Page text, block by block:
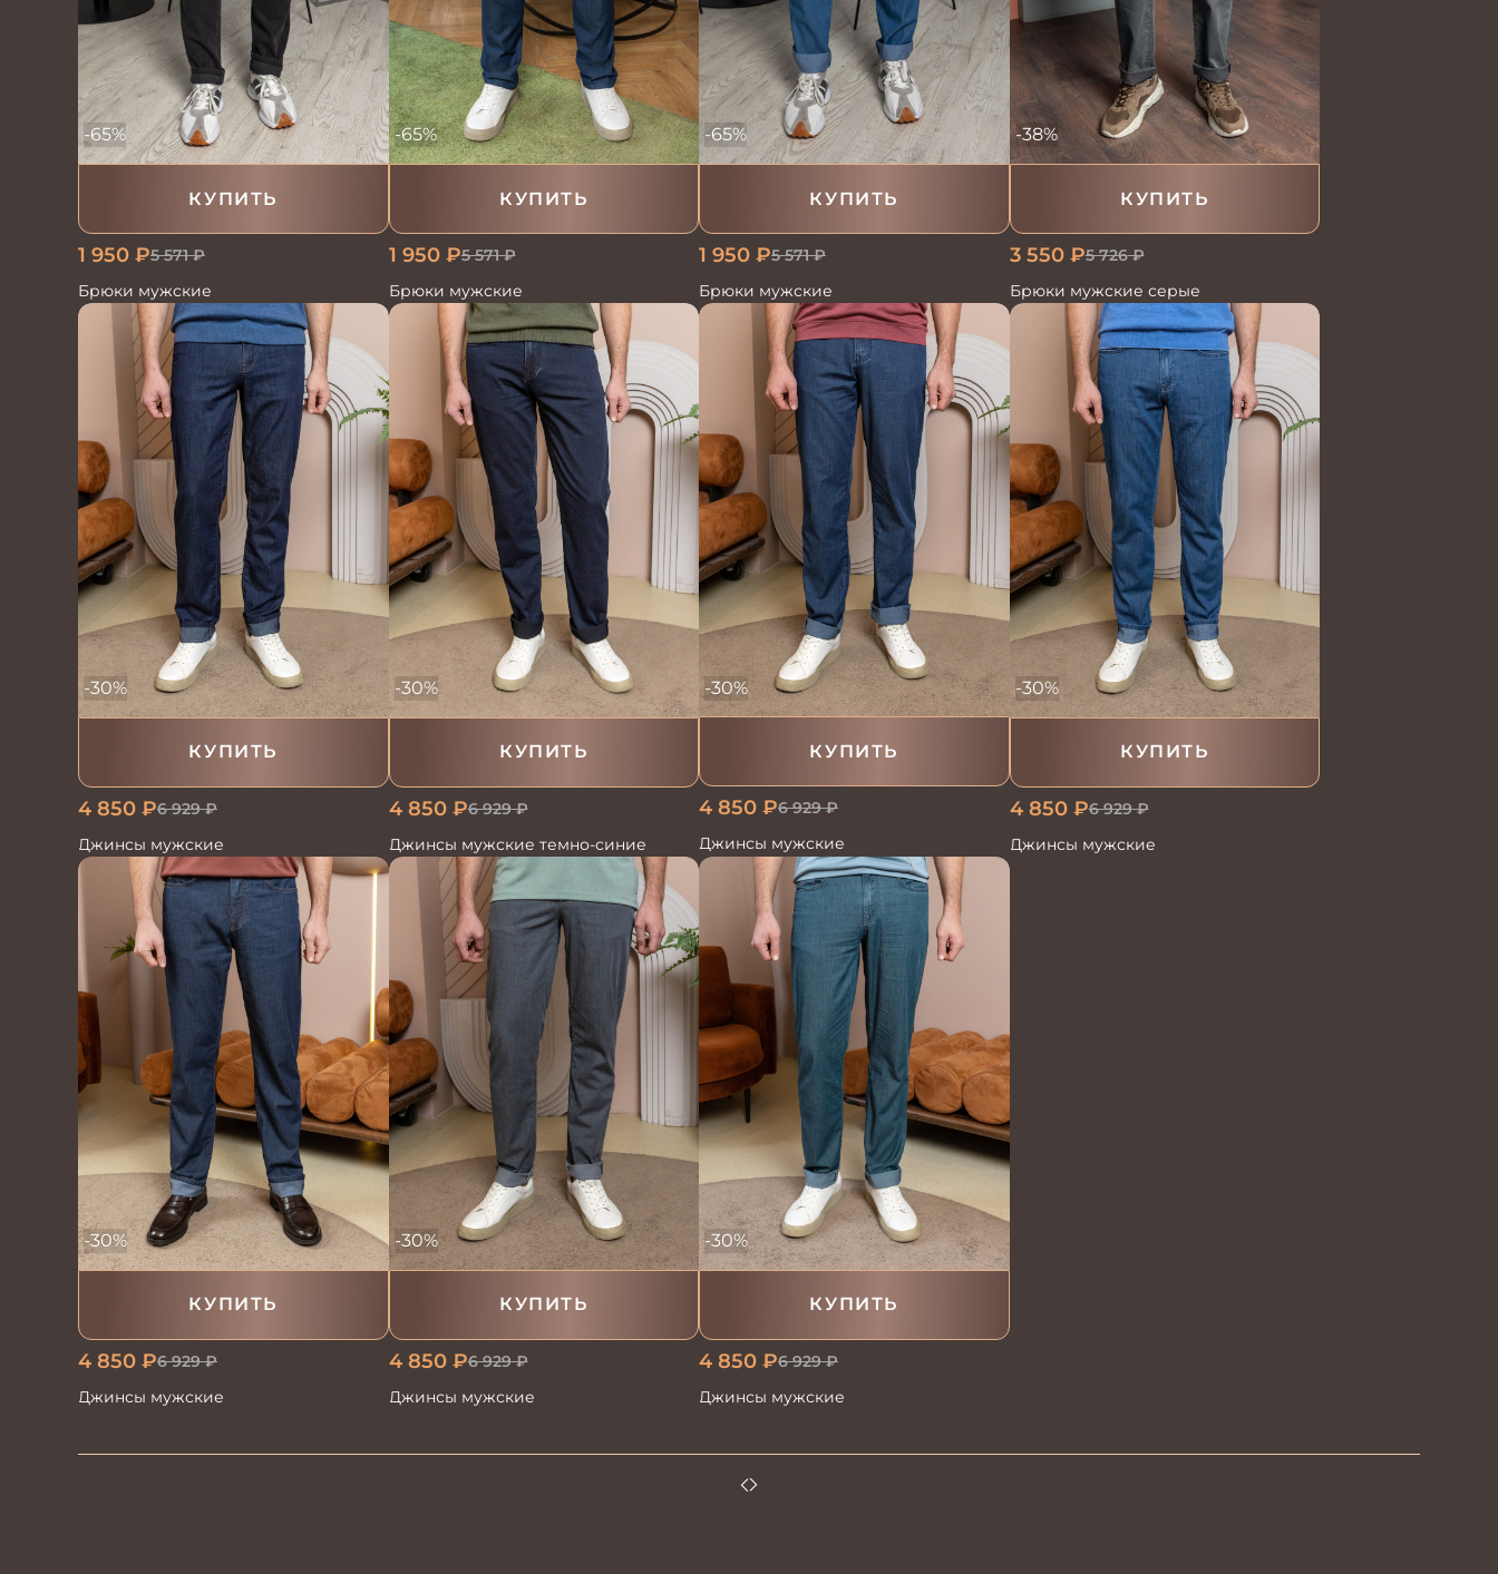
КУПИТЬ
-65%
1 950 ₽5 571₽
Брюки мужские
КУПИТЬ
-65%
1 950₽5 571₽
Брюки мужские
КУПИТЬ
-65%
1 950 ₽5 571₽
Брюки мужские
КУПИТЬ
-38%
3 550₽5 726₽
Брюки мужские серые
КУПИТЬ
-30%
4 850 ₽6 929₽
Джинсы мужские
КУПИТЬ
-30%
4 850₽6 929₽
Джинсы мужские темно-синие
КУПИТЬ
-30%
4 850 ₽6 929₽
Джинсы мужские
КУПИТЬ
-30%
4 850₽6 929₽
Джинсы мужские
КУПИТЬ
-30%
4 850 ₽6 929₽
Джинсы мужские
КУПИТЬ
-30%
4 850₽6 929₽
Джинсы мужские
КУПИТЬ
-30%
4 850 ₽6 929₽
Джинсы мужские